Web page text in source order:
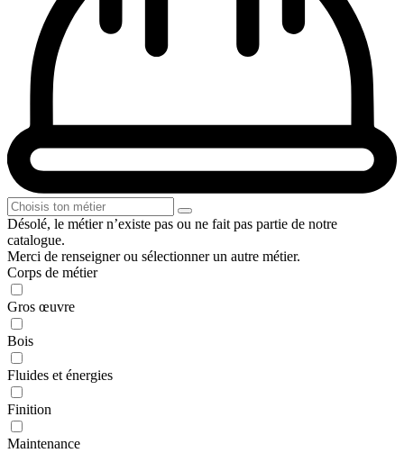
Désolé, le métier n’existe pas ou ne fait pas partie de notre
catalogue.
Merci de renseigner ou sélectionner un autre métier.
Corps de métier
Gros œuvre
Bois
Fluides et énergies
Finition
Maintenance